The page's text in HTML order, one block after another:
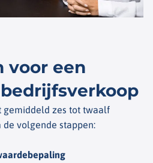
voor een
gemiddeld zes tot twaalf
volgende stappen: